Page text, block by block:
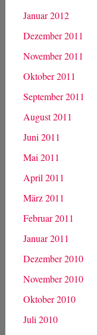
Januar 2012
Dezember 2011
November 2011
Oktober 2011
September 2011
August 2011
Juni 2011
Mai 2011
April 2011
März 2011
Februar 2011
Januar 2011
Dezember 2010
November 2010
Oktober 2010
Juli 2010